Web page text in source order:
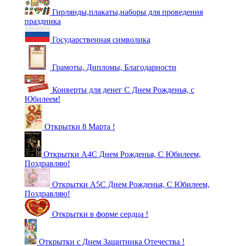
Гирлянды,плакаты,наборы для проведения
праздника
Государственная символика
Грамоты, Дипломы, Благодарности
Конверты для денег С Днем Рожденья, с
Юбилеем!
Открытки 8 Марта !
Открытки А4С Днем Рожденья, С Юбилеем,
Поздравляю!
Открытки А5С Днем Рожденья, С Юбилеем,
Поздравляю!
Открытки в форме сердца !
Открытки с Днем Защитника Отечества !